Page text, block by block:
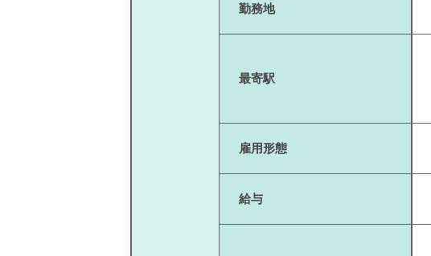
勤務地
最寄駅
雇用形態
給与